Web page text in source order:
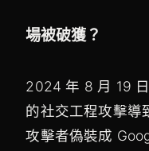
場被破獲？
2024 年 8 月 19
的社交工程攻擊導
攻擊者偽裝成